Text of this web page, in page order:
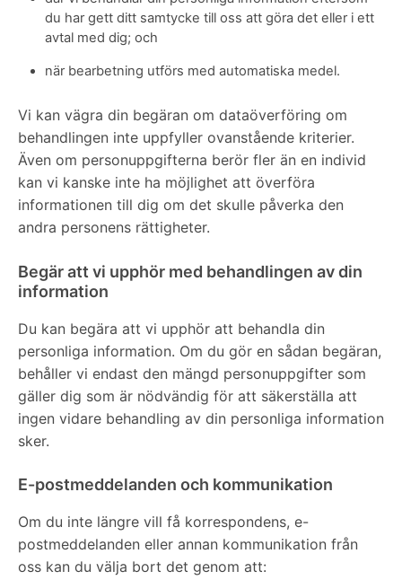
du har gett ditt samtycke till oss att göra det eller i ett
avtal med dig; och
när bearbetning utförs med automatiska medel.
Vi kan vägra din begäran om dataöverföring om
behandlingen inte uppfyller ovanstående kriterier.
Även om personuppgifterna berör fler än en individ
kan vi kanske inte ha möjlighet att överföra
informationen till dig om det skulle påverka den
andra personens rättigheter.
Begär att vi upphör med behandlingen av din
information
Du kan begära att vi upphör att behandla din
personliga information. Om du gör en sådan begäran,
behåller vi endast den mängd personuppgifter som
gäller dig som är nödvändig för att säkerställa att
ingen vidare behandling av din personliga information
sker.
E-postmeddelanden och kommunikation
Om du inte längre vill få korrespondens, e-
postmeddelanden eller annan kommunikation från
oss kan du välja bort det genom att: